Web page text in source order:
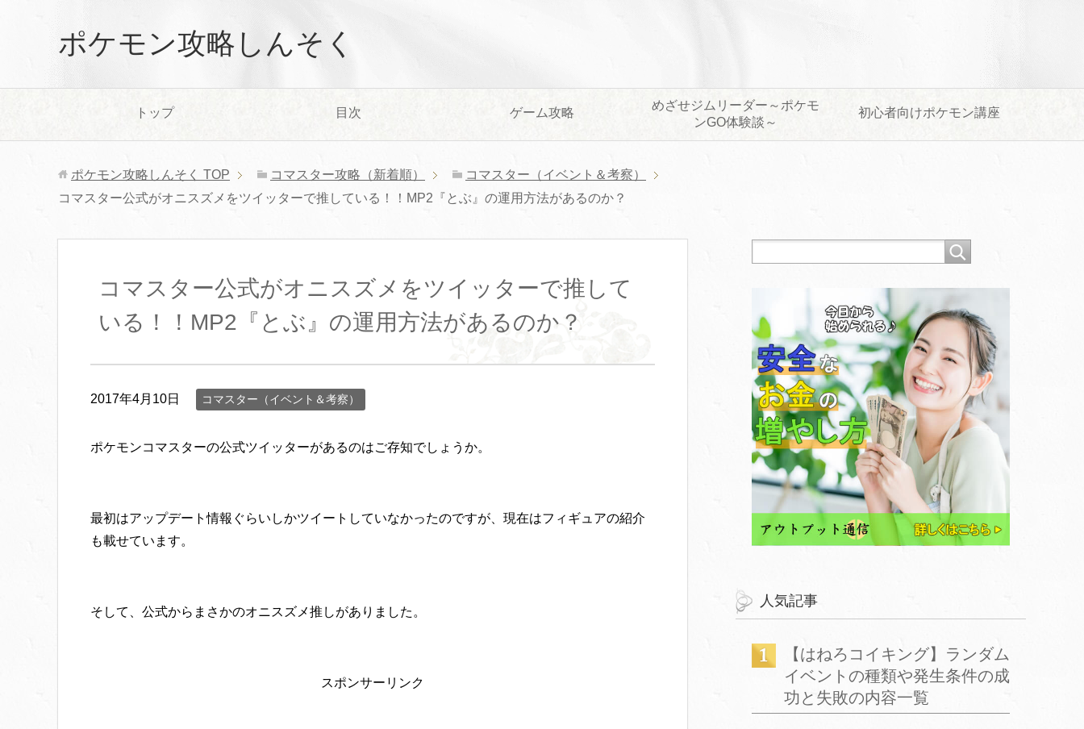
ポケモン攻略しんそく
トップ 目次 ゲーム攻略
めざせジムリーダー～ポケモ
ンGO体験談～
初心者向けポケモン講座
ポケモン攻略しんそく TOP コマスター攻略（新着順）
コマスター（イベント＆考察）
コマスター公式がオニスズメをツイッターで推している！！MP2『とぶ』の運用方法があるのか？
コマスター公式がオニスズメをツイッターで推して
いる！！MP2『とぶ』の運用方法があるのか？
2017年4月10日 コマスター（イベント＆考察）
ポケモンコマスターの公式ツイッターがあるのはご存知でしょうか。
最初はアップデート情報ぐらいしかツイートしていなかったのですが、現在はフィギュアの紹介
も載せています。
そして、公式からまさかのオニスズメ推しがありました。
スポンサーリンク
人気記事
【はねろコイキング】ランダム
イベントの種類や発生条件の成
功と失敗の内容一覧